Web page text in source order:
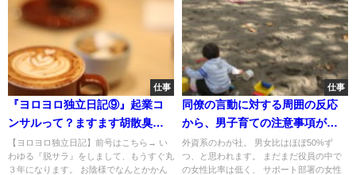
仕事
『ヨロヨロ独立日記⑨』起業コ
ンサルって？ますます胡散臭
い？？？
【ヨロヨロ独立日記】前号はこちら→ い
わゆる『脱サラ』をしまして、もうすぐ丸
３年になります。 お陰様でなんとかかん
仕事
同僚の言動に対する周囲の反応
から、男子育ての注意事項が身
に沁みる
外資系のわが社。 男女比はほぼ50%ず
つ、と思われます。 まだまだ役員の中で
の女性比率は低く、 サポート部署の女性